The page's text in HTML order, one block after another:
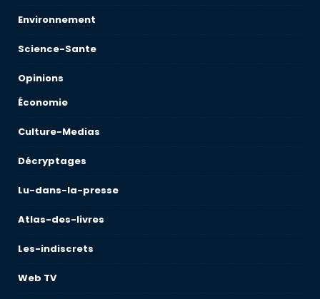
Environnement
Science-Sante
Opinions
Économie
Culture-Medias
Décryptages
Lu-dans-la-presse
Atlas-des-livres
Les-indiscrets
Web TV